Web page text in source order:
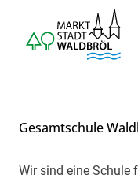
Zum Hauptinhalt
Gesamtschule
Beschreibung
Wir sind eine Schule